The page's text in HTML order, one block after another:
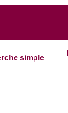
simple